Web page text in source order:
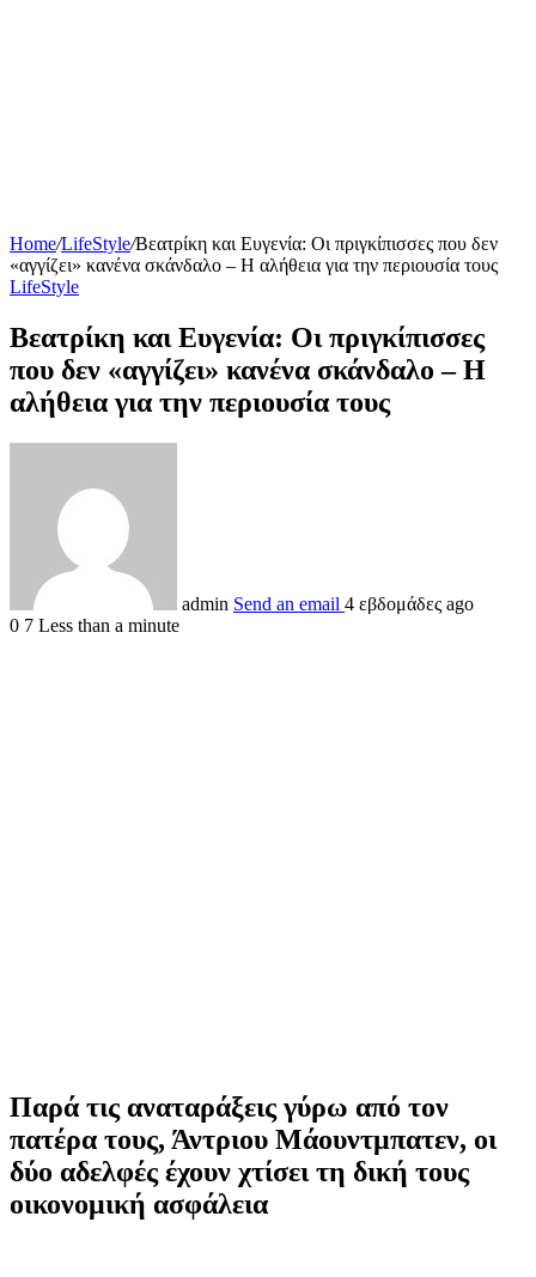
Home/LifeStyle/Βεατρίκη και Ευγενία: Οι πριγκίπισσες που δεν
«αγγίζει» κανένα σκάνδαλο – Η αλήθεια για την περιουσία τους
LifeStyle
Βεατρίκη και Ευγενία: Οι πριγκίπισσες
που δεν «αγγίζει» κανένα σκάνδαλο – Η
αλήθεια για την περιουσία τους
admin Send an email 4 εβδομάδες ago
0 7 Less than a minute
Παρά τις αναταράξεις γύρω από τον
πατέρα τους, Άντριου Μάουντμπατεν, οι
δύο αδελφές έχουν χτίσει τη δική τους
οικονομική ασφάλεια